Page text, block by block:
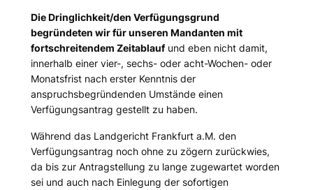
Die Dringlichkeit/den Verfügungsgrund
begründeten wir für unseren Mandanten mit
fortschreitendem Zeitablaufund eben nicht damit,
innerhalb einer vier-, sechs- oder acht-Wochen- oder
Monatsfrist nach erster Kenntnis der
anspruchsbegründenden Umstände einen
Verfügungsantrag gestellt zu haben.
Während das Landgericht Frankfurt a.M. den
Verfügungsantrag noch ohne zu zögern zurückwies,
da bis zur Antragstellung zu lange zugewartet worden
sei und auch nach Einlegung der sofortigen